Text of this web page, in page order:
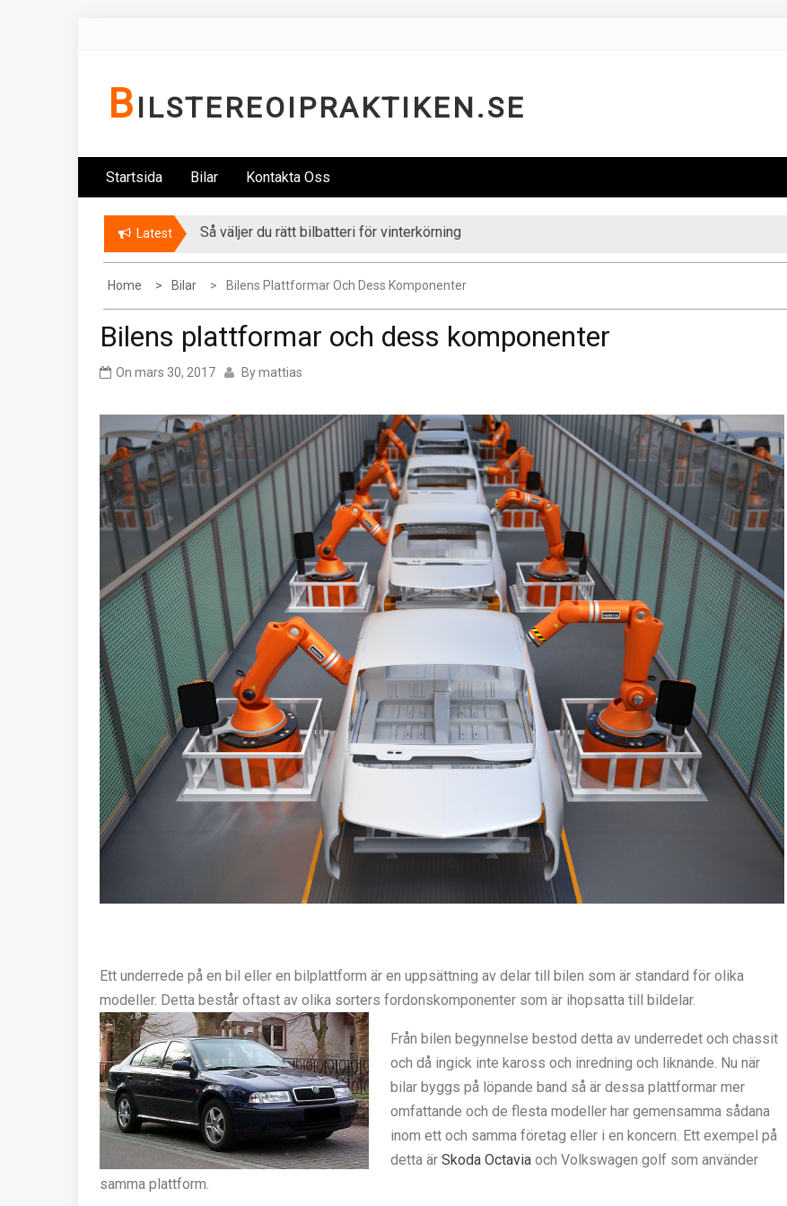
BILSTEREOIPRAKTIKEN.SE
Startsida Bilar Kontakta Oss
Latest Så väljer du rätt bilbatteri för vinterkörning
Home Bilar Bilens Plattformar Och Dess Komponenter
Bilens plattformar och dess komponenter
On mars 30, 2017 Bymattias
Ett underrede på en bil eller en bilplattform är en uppsättning av delar till bilen som är standard för olika
modeller. Detta består oftast av olika sorters fordonskomponenter som är ihopsatta till bildelar.
Från bilen begynnelse bestod detta av underredet och chassit
och då ingick inte kaross och inredning och liknande. Nu när
bilar byggs på löpande band så är dessa plattformar mer
omfattande och de flesta modeller har gemensamma sådana
inom ett och samma företag eller i en koncern. Ett exempel på
detta är Skoda Octavia och Volkswagen golf som använder
samma plattform.